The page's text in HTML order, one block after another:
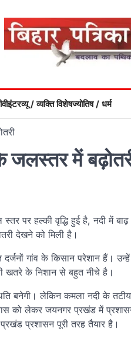
इंटरव्यू / व्यक्ति विशेषज्योतिष / धर्म
जलस्तर में
पर हल्की वृद्धि हुई है, नदी में
देखने को मिली है।
गांव के किसान परेशान हैं।
खतरे के निशान से बहुत नीचे है।
बनेगी। लेकिन कमला नदी के
को लेकर जयनगर प्रखंड में
प्रशासन पूरी तरह तैयार है।